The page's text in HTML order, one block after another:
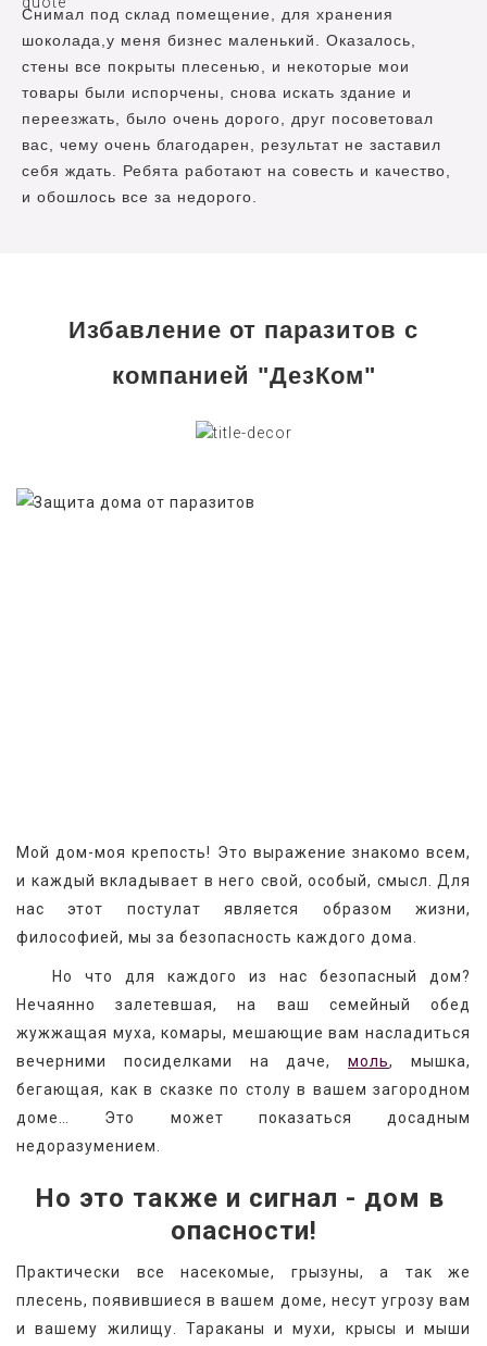
Снимал под склад помещение, для хранения
шоколада,у меня бизнес маленький. Оказалось,
стены все покрыты плесенью, и некоторые мои
товары были испорчены, снова искать здание и
переезжать, было очень дорого, друг посоветовал
вас, чему очень благодарен, результат не заставил
себя ждать. Ребята работают на совесть и качество,
и обошлось все за недорого.
Избавление от паразитов с
компанией "ДезКом"
Мой дом-моя крепость! Это выражение знакомо всем,
и каждый вкладывает в него свой, особый, смысл. Для
нас этот постулат является образом жизни,
философией, мы за безопасность каждого дома.
Но что для каждого из нас безопасный дом?
Нечаянно залетевшая, на ваш семейный обед
жужжащая муха, комары, мешающие вам насладиться
вечерними посиделками на даче, моль, мышка,
бегающая, как в сказке по столу в вашем загородном
доме… Это может показаться досадным
недоразумением.
Но это также и сигнал - дом в
опасности!
Практически все насекомые, грызуны, а так же
плесень, появившиеся в вашем доме, несут угрозу вам
и вашему жилищу. Тараканы и мухи, крысы и мыши